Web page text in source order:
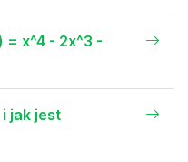
= x^4 - 2x^3 -
jak jest